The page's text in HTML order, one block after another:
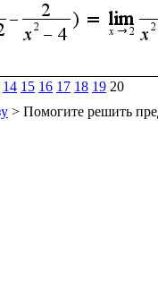
14 15 16 17 18 19 20
> Помогите решить